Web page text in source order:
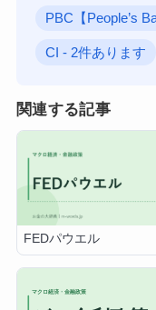
PBC【People’s
CI - 2件あります
関連する記事
FEDパウエル